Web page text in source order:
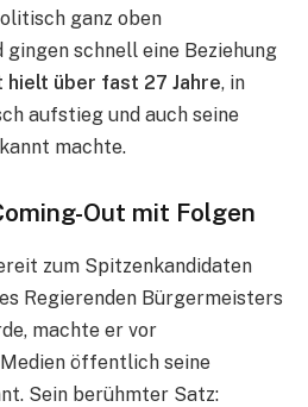
ganz oben
gingen schnell eine Beziehung
über fast 27 Jahre, in
aufstieg und auch seine
machte.
Out mit Folgen
zum Spitzenkandidaten
Regierenden Bürgermeisters
machte er vor
öffentlich seine
Sein berühmter Satz: